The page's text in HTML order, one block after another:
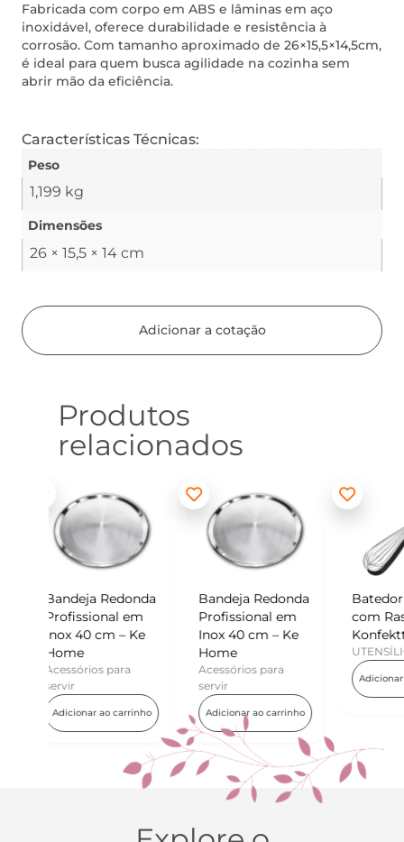
Fabricada com corpo em ABS e lâminas em aço
inoxidável, oferece durabilidade e resistência à
corrosão. Com tamanho aproximado de 26×15,5×14,5cm,
é ideal para quem busca agilidade na cozinha sem
abrir mão da eficiência.
Características Técnicas:
Peso
1,199 kg
Dimensões
26 × 15,5 × 14 cm
Adicionar a cotação
Produtos
relacionados
Bandeja Redonda
Profissional em
Inox 40 cm – Ke
Home
Acessórios para
Adicionar ao carrinho
Batedor de Ovos
com Raspador –
Konfektt
UTENSÍLIOS
Adicionar ao carrinho